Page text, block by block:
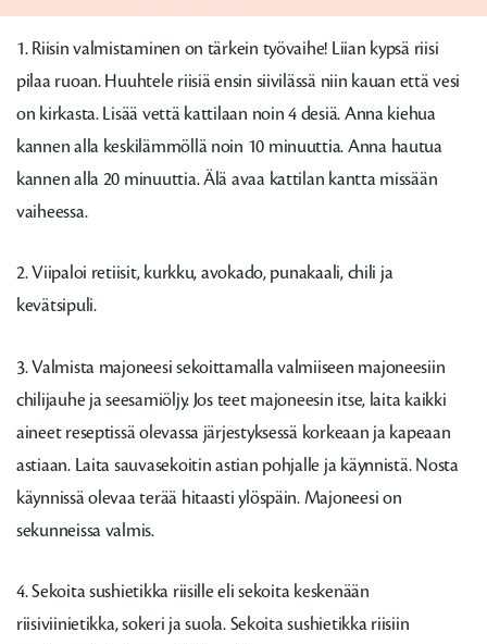
1. Riisin valmistaminen on tärkein työvaihe! Liian kypsä riisi
pilaa ruoan. Huuhtele riisiä ensin siivilässä niin kauan että vesi
on kirkasta. Lisää vettä kattilaan noin 4 desiä. Anna kiehua
kannen alla keskilämmöllä noin 10 minuuttia. Anna hautua
kannen alla 20 minuuttia. Älä avaa kattilan kantta missään
vaiheessa.
2. Viipaloi retiisit, kurkku, avokado, punakaali, chili ja
kevätsipuli.
3. Valmista majoneesi sekoittamalla valmiiseen majoneesiin
chilijauhe ja seesamiöljy. Jos teet majoneesin itse, laita kaikki
aineet reseptissä olevassa järjestyksessä korkeaan ja kapeaan
astiaan. Laita sauvasekoitin astian pohjalle ja käynnistä. Nosta
käynnissä olevaa terää hitaasti ylöspäin. Majoneesi on
sekunneissa valmis.
4. Sekoita sushietikka riisille eli sekoita keskenään
riisiviinietikka, sokeri ja suola. Sekoita sushietikka riisiin